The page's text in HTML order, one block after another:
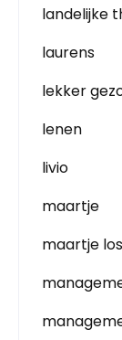
landelijke
laurens
lekker
lenen
livio
maartje
maartje